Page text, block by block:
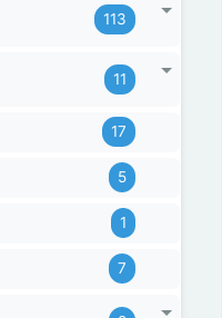
113
11
17
5
1
7